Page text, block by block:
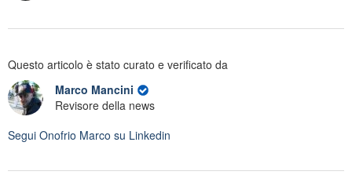
Questo articolo è stato curato e verificato da
Marco Mancini
Revisore della news
Segui Onofrio Marco su Linkedin